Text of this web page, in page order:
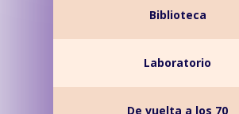
Biblioteca
Laboratorio
De vuelta a los 70